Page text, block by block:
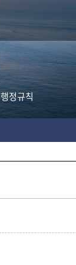
행정규칙